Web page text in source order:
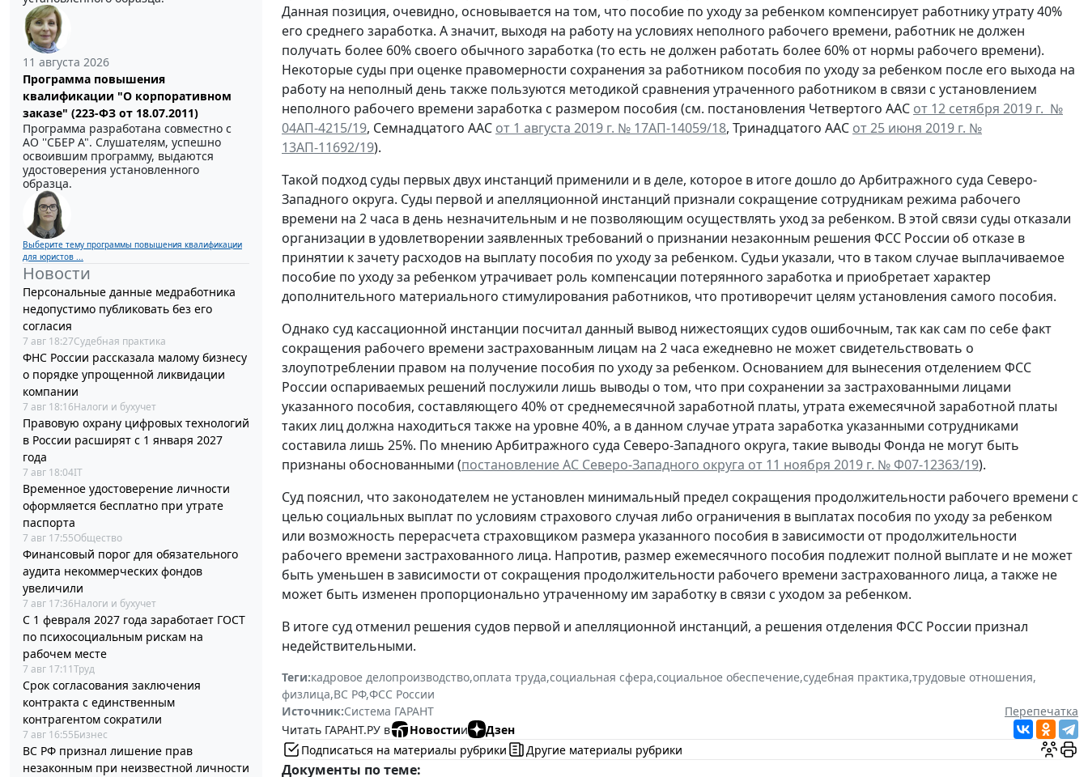
11 августа 2026
Программа повышения
квалификации "О корпоративном
заказе" (223-ФЗ от 18.07.2011)
Программа разработана совместно с
АО ''СБЕР А". Слушателям, успешно
освоившим программу, выдаются
удостоверения установленного
образца.
Выберите тему программы повышения квалификации
для юристов ...
Новости
Персональные данные медработника
недопустимо публиковать без его
согласия
7 авг 18:27Судебная практика
ФНС России рассказала малому бизнесу
о порядке упрощенной ликвидации
компании
7 авг 18:16Налоги и бухучет
Правовую охрану цифровых технологий
в России расширят с 1 января 2027
года
7 авг 18:04IT
Временное удостоверение личности
оформляется бесплатно при утрате
паспорта
7 авг 17:55Общество
Финансовый порог для обязательного
аудита некоммерческих фондов
увеличили
7 авг 17:36Налоги и бухучет
С 1 февраля 2027 года заработает ГОСТ
по психосоциальным рискам на
рабочем месте
7 авг 17:11Труд
Срок согласования заключения
контракта с единственным
контрагентом сократили
7 авг 16:55Бизнес
ВС РФ признал лишение прав
незаконным при неизвестной личности
Данная позиция, очевидно, основывается на том, что пособие по уходу за ребенком компенсирует работнику утрату 40%
его среднего заработка. А значит, выходя на работу на условиях неполного рабочего времени, работник не должен
получать более 60% своего обычного заработка (то есть не должен работать более 60% от нормы рабочего времени).
Некоторые суды при оценке правомерности сохранения за работником пособия по уходу за ребенком после его выхода на
работу на неполный день также пользуются методикой сравнения утраченного работником в связи с установлением
неполного рабочего времени заработка с размером пособия (см. постановления Четвертого ААС от 12 сетября 2019 г. №
04АП-4215/19, Семнадцатого ААС от 1 августа 2019 г. № 17АП-14059/18, Тринадцатого ААС от 25 июня 2019 г. №
13АП-11692/19).
Такой подход суды первых двух инстанций применили и в деле, которое в итоге дошло до Арбитражного суда Северо-
Западного округа. Суды первой и апелляционной инстанций признали сокращение сотрудникам режима рабочего
времени на 2 часа в день незначительным и не позволяющим осуществлять уход за ребенком. В этой связи суды отказали
организации в удовлетворении заявленных требований о признании незаконным решения ФСС России об отказе в
принятии к зачету расходов на выплату пособия по уходу за ребенком. Судьи указали, что в таком случае выплачиваемое
пособие по уходу за ребенком утрачивает роль компенсации потерянного заработка и приобретает характер
дополнительного материального стимулирования работников, что противоречит целям установления самого пособия.
Однако суд кассационной инстанции посчитал данный вывод нижестоящих судов ошибочным, так как сам по себе факт
сокращения рабочего времени застрахованным лицам на 2 часа ежедневно не может свидетельствовать о
злоупотреблении правом на получение пособия по уходу за ребенком. Основанием для вынесения отделением ФСС
России оспариваемых решений послужили лишь выводы о том, что при сохранении за застрахованными лицами
указанного пособия, составляющего 40% от среднемесячной заработной платы, утрата ежемесячной заработной платы
таких лиц должна находиться также на уровне 40%, а в данном случае утрата заработка указанными сотрудниками
составила лишь 25%. По мнению Арбитражного суда Северо-Западного округа, такие выводы Фонда не могут быть
признаны обоснованными (постановление АС Северо-Западного округа от 11 ноября 2019 г. № Ф07-12363/19).
Суд пояснил, что законодателем не установлен минимальный предел сокращения продолжительности рабочего времени с
целью социальных выплат по условиям страхового случая либо ограничения в выплатах пособия по уходу за ребенком
или возможность перерасчета страховщиком размера указанного пособия в зависимости от продолжительности
рабочего времени застрахованного лица. Напротив, размер ежемесячного пособия подлежит полной выплате и не может
быть уменьшен в зависимости от сокращения продолжительности рабочего времени застрахованного лица, а также не
может быть изменен пропорционально утраченному им заработку в связи с уходом за ребенком.
В итоге суд отменил решения судов первой и апелляционной инстанций, а решения отделения ФСС России признал
недействительными.
Теги:кадровое делопроизводство,оплата труда,социальная сфера,социальное обеспечение,судебная практика,трудовые отношения,
физлица,ВС РФ,ФСС России
Источник:Система ГАРАНТ
Перепечатка
Читать ГАРАНТ.РУ в
Новостии
Дзен
Подписаться на материалы рубрики
Другие материалы рубрики
Документы по теме: